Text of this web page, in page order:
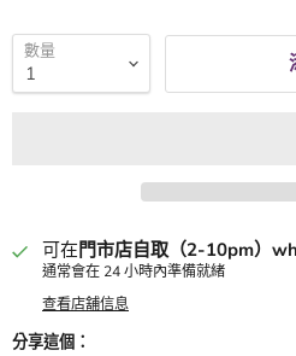
數量
可在 門市店自取（2-10pm）
通常會在 24 小時內準備就緒
查看店舖信息
分享這個：